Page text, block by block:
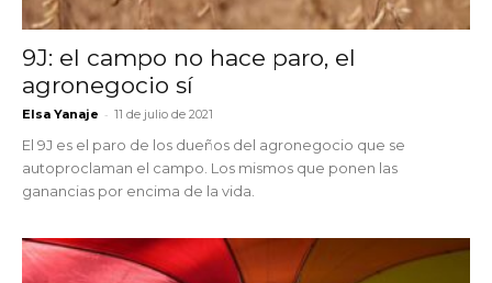
9J: el campo no hace paro, el
agronegocio sí
Elsa Yanaje - 11 de julio de 2021
El 9J es el paro de los dueños del agronegocio que se
autoproclaman el campo. Los mismos que ponen las
ganancias por encima de la vida.